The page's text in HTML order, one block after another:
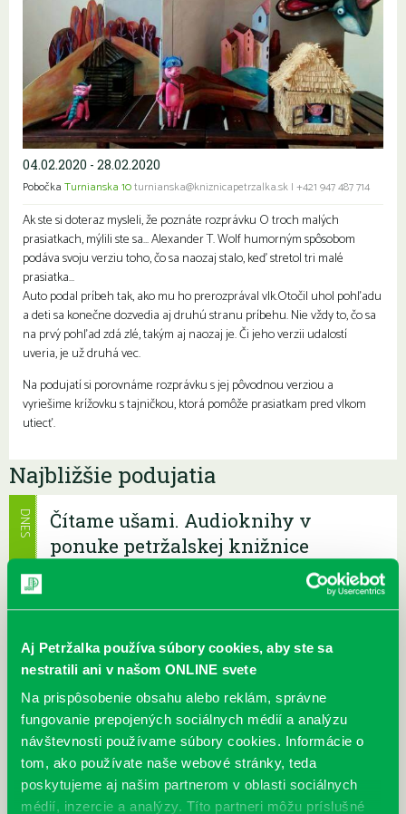
Aj Petržalka používa súbory cookies, aby ste sa
nestratili ani v našom ONLINE svete
Na prispôsobenie obsahu alebo reklám, správne
fungovanie prepojených sociálnych médií a analýzu
návštevnosti používame súbory cookies. Informácie o
tom, ako používate naše webové stránky, teda
poskytujeme aj našim partnerom v oblasti sociálnych
médií, inzercie a analýzy. Títo partneri môžu príslušné
04.02.2020 - 28.02.2020
Pobočka Turnianska 10turnianska@kniznicapetrzalka.sk | +421 947 487 714
Ak ste si doteraz mysleli, že poznáte rozprávku O troch malých
prasiatkach, mýlili ste sa… Alexander T. Wolf humorným spôsobom
podáva svoju verziu toho, čo sa naozaj stalo, keď stretol tri malé
prasiatka…
Auto podal príbeh tak, ako mu ho prerozprával vlk.Otočil uhol pohľadu
a deti sa konečne dozvedia aj druhú stranu príbehu. Nie vždy to, čo sa
na prvý pohľad zdá zlé, takým aj naozaj je. Či jeho verzii udalostí
uveria, je už druhá vec.
Na podujatí si porovnáme rozprávku s jej pôvodnou verziou a
vyriešime krížovku s tajničkou, ktorá pomôže prasiatkam pred vlkom
utiecť.
Najbližšie podujatia
Čítame ušami. Audioknihy v
ponuke petržalskej knižnice
Máme skvelé správy pre všetkých milovníkov kníh a príbehov!
Odteraz si môžete v našej knižnici nielen požičať klasické
DNES
Výdajný knižný box dostupný 24/7
Každý deň
Výdajný box na knihy Knižnice Petržalka je umiestnený pri
vchode do Petržalskej plavárne na Tupolevovej 7B a jeho obsluha
je užívateľsky veľmi jednodu...
Kubo Club už aj v petržalskej